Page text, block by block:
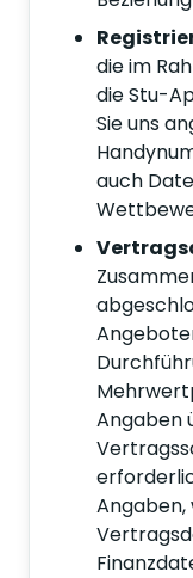
die im
die Stu-
Sie uns
auch
Angaben
Angaben,